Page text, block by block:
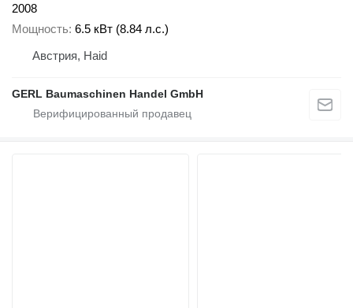
2008
Мощность 6.5 кВт (8.84 л.с.)
Австрия, Haid
GERL Baumaschinen Handel GmbH